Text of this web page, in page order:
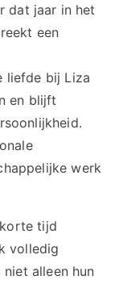
dat jaar in het
een
liefde bij Liza
en blijft
werk
tijd
volledig
alleen hun